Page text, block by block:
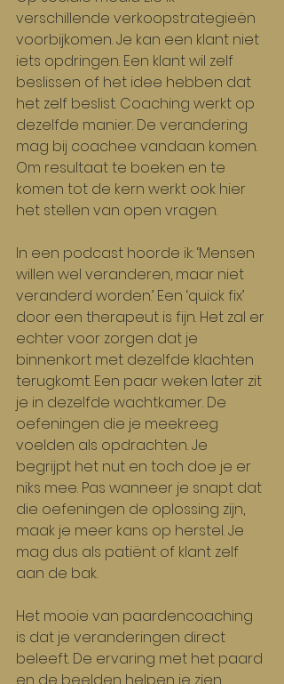
verschillende verkoopstrategieën
voorbijkomen. Je kan een klant niet
iets opdringen. Een klant wil zelf
beslissen of het idee hebben dat
het zelf beslist. Coaching werkt op
dezelfde manier. De verandering
mag bij coachee vandaan komen.
Om resultaat te boeken en te
komen tot de kern werkt ook hier
het stellen van open vragen.
In een podcast hoorde ik: ‘Mensen
willen wel veranderen, maar niet
veranderd worden.’ Een ‘quick fix’
door een therapeut is fijn. Het zal er
echter voor zorgen dat je
binnenkort met dezelfde klachten
terugkomt. Een paar weken later zit
je in dezelfde wachtkamer. De
oefeningen die je meekreeg
voelden als opdrachten. Je
begrijpt het nut en toch doe je er
niks mee. Pas wanneer je snapt dat
die oefeningen de oplossing zijn,
maak je meer kans op herstel. Je
mag dus als patiënt of klant zelf
aan de bak.
Het mooie van paardencoaching
is dat je veranderingen direct
beleeft. De ervaring met het paard
en de beelden helpen je zien,